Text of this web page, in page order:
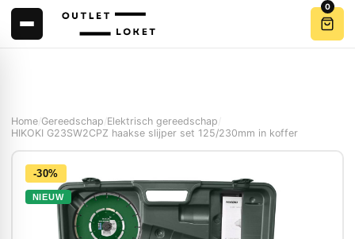
0
Home Gereedschap Elektrisch gereedschap
HIKOKI G23SW2CPZ haakse slijper set 125/230mm in koffer
-30%
NIEUW